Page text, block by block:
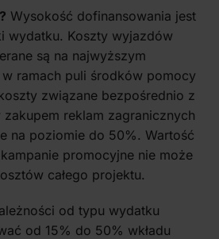
Wysokość dofinansowania jest
wydatku. Koszty wyjazdów
są na najwyższym
ramach puli środków pomocy
związane bezpośrednio z
reklam zagranicznych
na poziomie do 50%. Wartość
promocyjne nie może
całego projektu.
od typu wydatku
od 15% do 50% wkładu